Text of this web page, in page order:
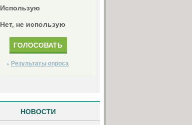
Использую
Нет, не использую
Результаты опроса
НОВОСТИ